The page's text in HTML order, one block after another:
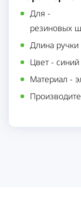
Для -
резиновых
Длина ручки
Цвет - синий
Материал -